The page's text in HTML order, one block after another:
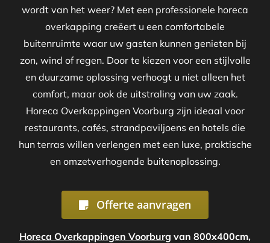
wordt van het weer? Met een professionele horeca
overkapping creëert u een comfortabele
buitenruimte waar uw gasten kunnen genieten bij
zon, wind of regen. Door te kiezen voor een stijlvolle
en duurzame oplossing verhoogt u niet alleen het
comfort, maar ook de uitstraling van uw zaak.
Horeca Overkappingen Voorburg zijn ideaal voor
restaurants, cafés, strandpaviljoens en hotels die
hun terras willen verlengen met een luxe, praktische
en omzetverhogende buitenoplossing.
Offerte aanvragen
Horeca Overkappingen Voorburg van 800x400cm,